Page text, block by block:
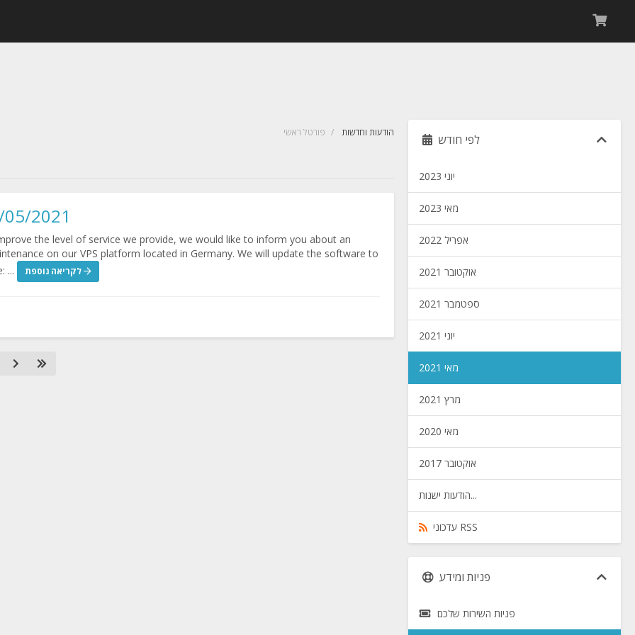
פורטל ראשי הודעות וחדשות
2021
the level of service we provide, we would like to inform you about an
on our VPS platform located in Germany. We will update the software to
...
לפי חודש
יוני 2023
מאי 2023
אפריל 2022
אוקטובר 2021
ספטמבר 2021
יוני 2021
מאי 2021
מרץ 2021
מאי 2020
אוקטובר 2017
הודעות ישנות...
עדכוני RSS
פניות ומידע
פניות השירות שלכם